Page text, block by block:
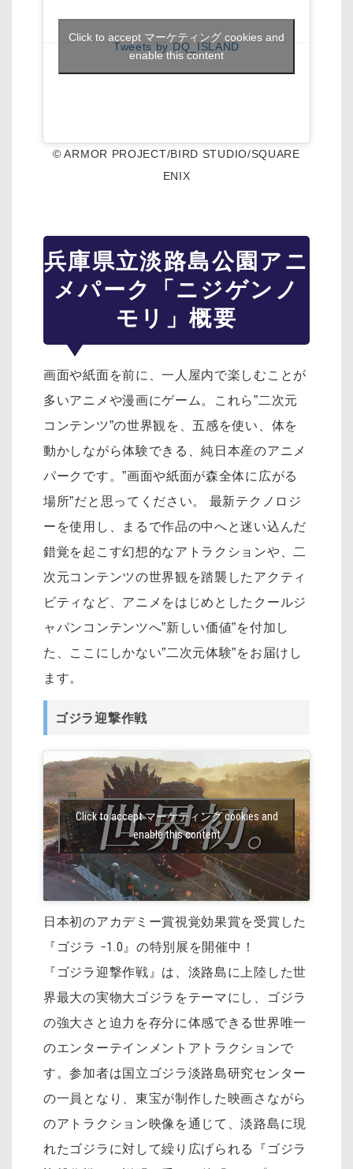
Tweets by DQ_ISLAND
Click to accept マーケティング cookies and
enable this content
© ARMOR PROJECT/BIRD STUDIO/SQUARE
ENIX
兵庫県立淡路島公園アニ
メパーク「ニジゲンノ
モリ」概要
画面や紙面を前に、一人屋内で楽しむことが
多いアニメや漫画にゲーム。これら”二次元
コンテンツ”の世界観を、五感を使い、体を
動かしながら体験できる、純日本産のアニメ
パークです。”画面や紙面が森全体に広がる
場所”だと思ってください。 最新テクノロジ
ーを使用し、まるで作品の中へと迷い込んだ
錯覚を起こす幻想的なアトラクションや、二
次元コンテンツの世界観を踏襲したアクティ
ビティなど、アニメをはじめとしたクールジ
ャパンコンテンツへ”新しい価値”を付加し
た、ここにしかない”二次元体験”をお届けし
ます。
ゴジラ迎撃作戦
Click to accept マーケティング cookies and
enable this content
日本初のアカデミー賞視覚効果賞を受賞した
『ゴジラ −1.0』の特別展を開催中！
『ゴジラ迎撃作戦』は、淡路島に上陸した世
界最大の実物大ゴジラをテーマにし、ゴジラ
の強大さと迫力を存分に体感できる世界唯一
のエンターテインメントアトラクションで
す。参加者は国立ゴジラ淡路島研究センター
の一員となり、東宝が制作した映画さながら
のアトラクション映像を通じて、淡路島に現
れたゴジラに対して繰り広げられる『ゴジラ